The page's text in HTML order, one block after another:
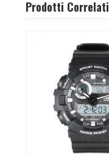
Prodotti Correlati